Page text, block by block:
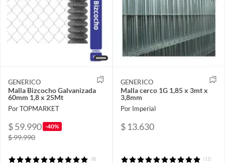
GENERICO
Malla Bizcocho Galvanizada
60mm 1,8 x 25Mt
Por TOPMARKET
$ 59.990 -40%
$ 99.990
(8)
GENERICO
Malla cerco 1G 1,85 x 3mt x
3,8mm
Por Imperial
$ 13.630
(11)